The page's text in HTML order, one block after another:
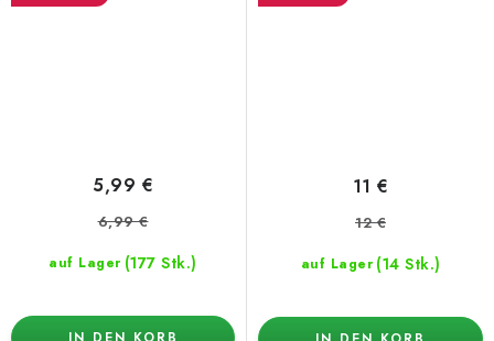
auf Lager (177 Stk.)
5,99 €
6,99 €
auf Lager (14 Stk.)
11 €
12 €